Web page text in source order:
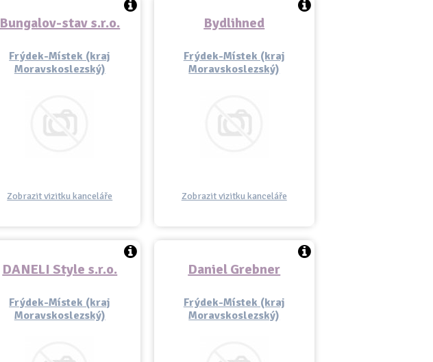
Bungalov-stav s.r.o.
Frýdek-Místek (kraj
Moravskoslezský)
Zobrazit vizitku kanceláře
Bydlihned
Frýdek-Místek (kraj
Moravskoslezský)
Zobrazit vizitku kanceláře
DANELI Style s.r.o.
Frýdek-Místek (kraj
Moravskoslezský)
Daniel Grebner
Frýdek-Místek (kraj
Moravskoslezský)